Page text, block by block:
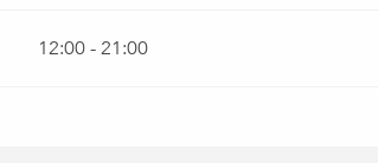
12:00 - 21:00